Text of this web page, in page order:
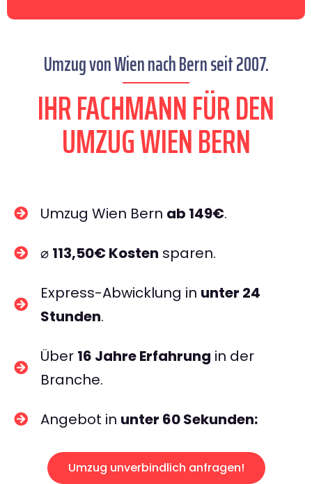
Umzug von Wien nach Bern seit 2007.
IHR FACHMANN FÜR DEN
UMZUG WIEN BERN
Umzug Wien Bern ab 149€.
⌀ 113,50€ Kosten sparen.
Express-Abwicklung in unter 24
Stunden.
Über 16 Jahre Erfahrung in der
Branche.
Angebot in unter 60 Sekunden:
Umzug unverbindlich anfragen!